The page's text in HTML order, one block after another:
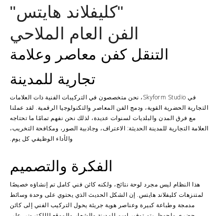
"كليفلاند هايتس"
الفن العام الملاحي
التنقل كفن معاصر وعلامة
تجارية للمدينة
في Skyform Studio، نحن متخصصون في التركيبات الفنية ذات العلامات
التجارية الحضرية القوية، ودمج الفن المعاصر والتكنولوجيا الرقمية. لقد عملنا
مع فرق المدن والبلديات لسنوات عديدة، لذلك نحن نفهم تمامًا ما تحتاجه
العلامة التجارية للمدينة الحديثة: الاعتراف، وجاذبية الصور، ومكافحة التخريب،
والأداء الوظيفي كل يوم.
الفكرة والتصميم
هذا النظام ليس مجرد لوحة نتائج، ولكنه كائن فني كامل تم إنشاؤه خصيصًا
لمتنزهات كليفلاند هايتس. إن الشكل الحديث الذي يحتوي على وحدة وسائط
مدمجة وطباعة كبيرة وعناصر هوية جريئة يحول التركيب الفني إلى كائن